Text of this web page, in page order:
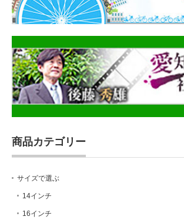
商品カテゴリー
サイズで選ぶ
14インチ
16インチ